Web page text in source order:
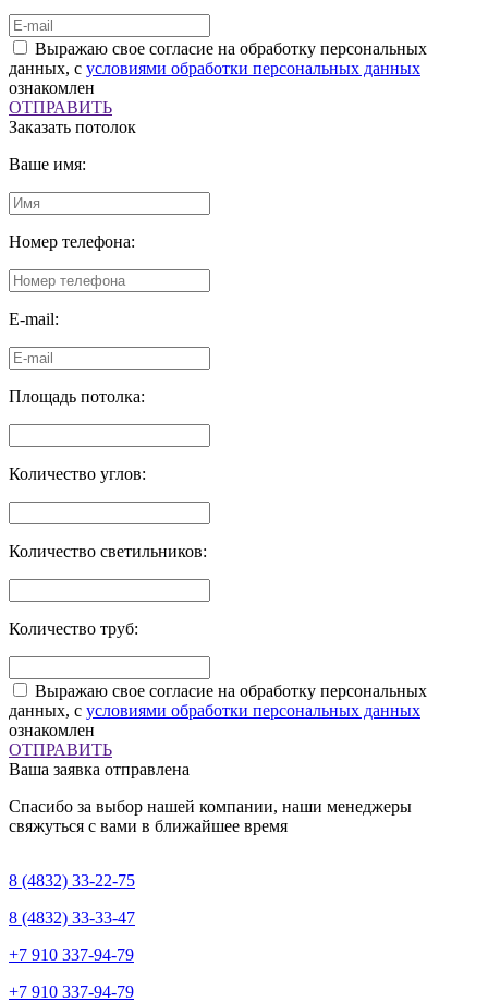
Выражаю свое согласие на обработку персональных
данных, с условиями обработки персональных данных
ознакомлен
ОТПРАВИТЬ
Заказать потолок
Ваше имя:
Номер телефона:
E-mail:
Площадь потолка:
Количество углов:
Количество светильников:
Количество труб:
Выражаю свое согласие на обработку персональных
данных, с условиями обработки персональных данных
ознакомлен
ОТПРАВИТЬ
Ваша заявка отправлена
Спасибо за выбор нашей компании, наши менеджеры
свяжуться с вами в ближайшее время
8 (4832) 33-22-75
8 (4832) 33-33-47
+7 910 337-94-79
+7 910 337-94-79